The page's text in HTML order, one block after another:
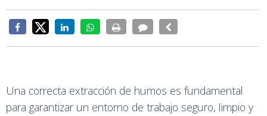
Una correcta extracción de humos es fundamental
para garantizar un entorno de trabajo seguro, limpio y